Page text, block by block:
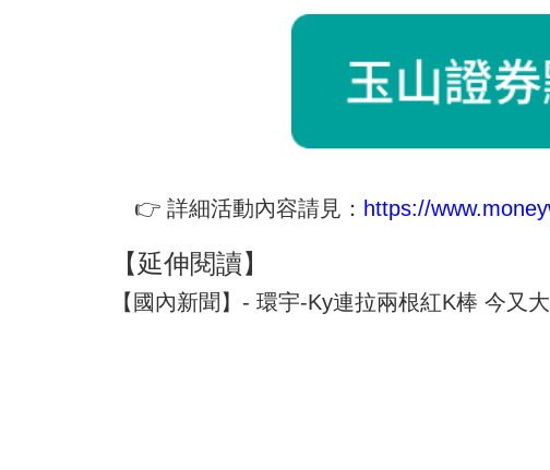
👉 詳細活動內容請見： https://
【延伸閱讀】
【國內新聞】- 環宇-Ky連拉兩根紅K棒 今又